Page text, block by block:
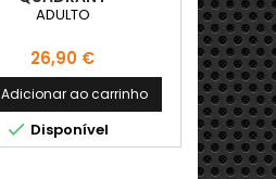
ADULTO
Preço
26,90 €
Adicionar ao carrinho
 Disponível